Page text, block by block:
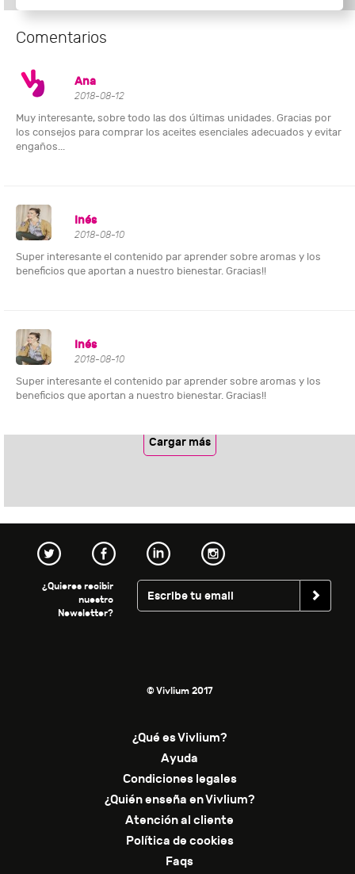
Comentarios
Ana
2018-08-12
Muy interesante, sobre todo las dos últimas unidades. Gracias por
los consejos para comprar los aceites esenciales adecuados y evitar
engaños...
Inés
2018-08-10
Super interesante el contenido par aprender sobre aromas y los
beneficios que aportan a nuestro bienestar. Gracias!!
Inés
2018-08-10
Super interesante el contenido par aprender sobre aromas y los
beneficios que aportan a nuestro bienestar. Gracias!!
Cargar más
¿Quieres recibir
nuestro
Newsletter?
© Vivlium 2017
¿Qué es Vivlium?
Ayuda
Condiciones legales
¿Quién enseña en Vivlium?
Atención al cliente
Política de cookies
Faqs